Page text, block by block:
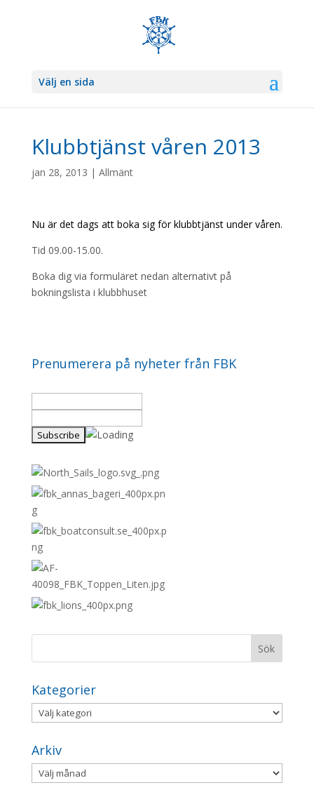
Välj en sida
Klubbtjänst våren 2013
jan 28, 2013 | Allmänt
Nu är det dags att boka sig för klubbtjänst under våren.
Tid 09.00-15.00.
Boka dig via formuläret nedan alternativt på
bokningslista i klubbhuset
Prenumerera på nyheter från FBK
Kategorier
Kategorier
Arkiv
Arkiv